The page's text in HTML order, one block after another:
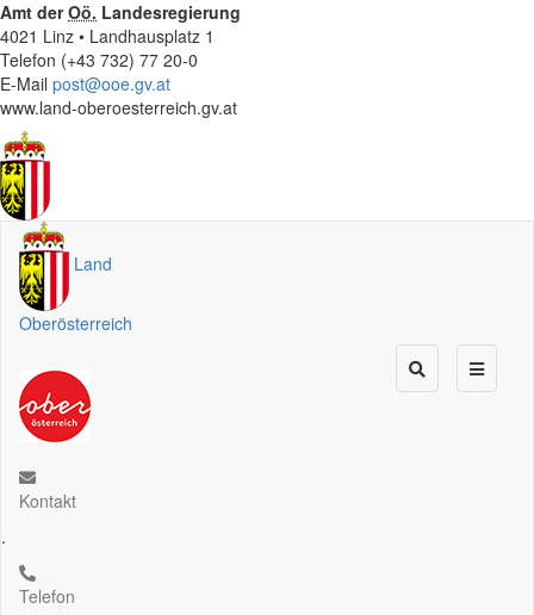
Amt derOö. Landesregierung
4021 Linz • Landhausplatz 1
Telefon (+43 732) 77 20-0
E-Mail post@ooe.gv.at
www.land-oberoesterreich.gv.at
Land
Oberösterreich
Kontakt
.
Telefon